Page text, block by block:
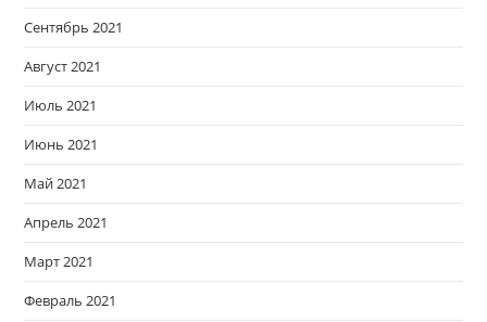
Сентябрь 2021
Август 2021
Июль 2021
Июнь 2021
Май 2021
Апрель 2021
Март 2021
Февраль 2021